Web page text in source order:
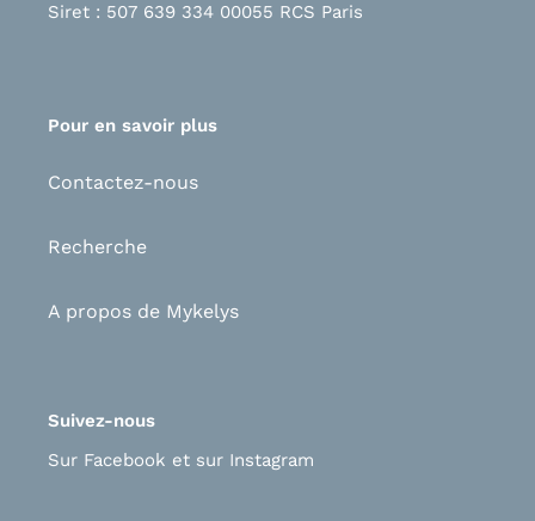
Siret : 507 639 334 00055 RCS Paris
Pour en savoir plus
Contactez-nous
Recherche
A propos de Mykelys
Suivez-nous
Sur Facebook et sur Instagram